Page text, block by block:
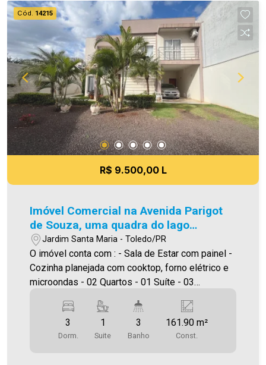
na venda. Aproveite essa oportunidade, agende
uma visita! Imobiliária Ativa | Sinta-se em casa! -
As informações aqui prestadas são verdadeiras,
todavia, reservamo-nos o direito de corrigir
qualquer erro de digitação e/ou ortografia, bem
como alteração dos preços e imagens. Fotos
meramente ilustrativas.
Cód. 14215
R$ 9.500,00 L
Imóvel Comercial na Avenida Parigot
de Souza, uma quadra do lago
municipal
Jardim Santa Maria - Toledo/PR
O imóvel conta com : - Sala de Estar com painel -
Cozinha planejada com cooktop, forno elétrico e
microondas - 02 Quartos - 01 Suíte - 03
com tanque - Espaço com churrasqueira - 01
Vagas de garagem coberta Área construída:
161,90m² ***Será cobrado IPTU Será cobrado
3
Dorm.
1
Suite
3
Banho
161.90 m²
Const.